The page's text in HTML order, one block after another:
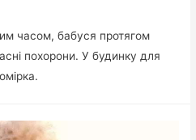
часом, бабуся протягом
похорони. У будинку для